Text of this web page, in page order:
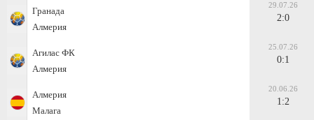
Гранада
Алмерия
29.07.26
2:0
Агилас ФК
Алмерия
25.07.26
0:1
Алмерия
Малага
20.06.26
1:2